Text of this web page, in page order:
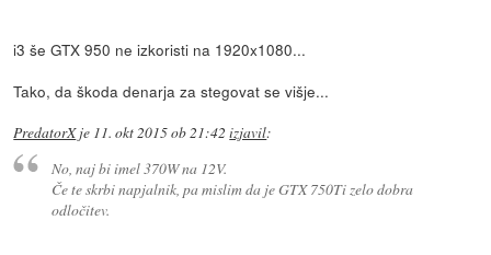
i3 še GTX 950 ne izkoristi na 1920x1080...
Tako, da škoda denarja za stegovat se višje...
PredatorXje 11. okt 2015 ob 21:42 izjavil:
No, naj bi imel 370W na 12V.
Če te skrbi napjalnik, pa mislim da je GTX 750Ti zelo dobra
odločitev.